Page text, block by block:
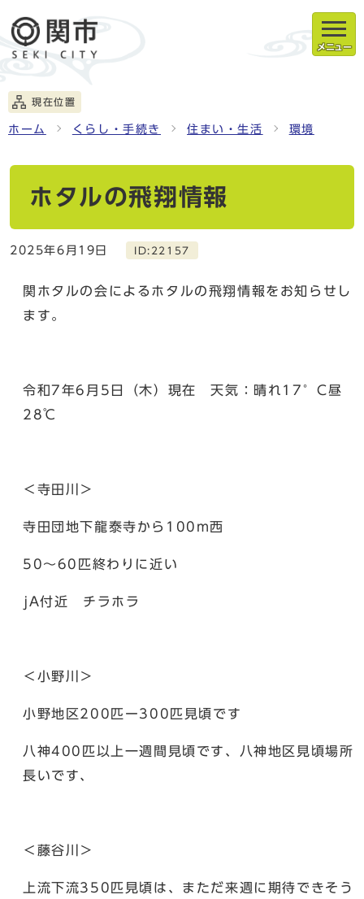
メニュー
現在位置
ホーム くらし・手続き 住まい・生活 環境
ホタルの飛翔情報
2025年6月19日 ID:22157
関ホタルの会によるホタルの飛翔情報をお知らせし
ます。
令和7年6月5日（木）現在 天気：晴れ17°C昼
28℃
＜寺田川＞
寺田団地下龍泰寺から100m西
50〜60匹終わりに近い
jA付近 チラホラ
＜小野川＞
小野地区200匹ー300匹見頃です
八神400匹以上一週間見頃です、八神地区見頃場所
長いです、
＜藤谷川＞
上流下流350匹見頃は、まただ来週に期待できそう